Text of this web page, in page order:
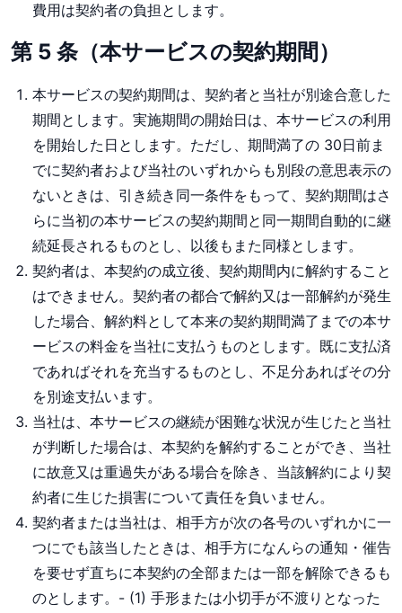
費用は契約者の負担とします。
第 5 条（本サービスの契約期間）
本サービスの契約期間は、契約者と当社が別途合意した
期間とします。実施期間の開始日は、本サービスの利用
を開始した日とします。ただし、期間満了の 30日前ま
でに契約者および当社のいずれからも別段の意思表示の
ないときは、引き続き同一条件をもって、契約期間はさ
らに当初の本サービスの契約期間と同一期間自動的に継
続延長されるものとし、以後もまた同様とします。
契約者は、本契約の成立後、契約期間内に解約すること
はできません。契約者の都合で解約又は一部解約が発生
した場合、解約料として本来の契約期間満了までの本サ
ービスの料金を当社に支払うものとします。既に支払済
であればそれを充当するものとし、不足分あればその分
を別途支払います。
当社は、本サービスの継続が困難な状況が生じたと当社
が判断した場合は、本契約を解約することができ、当社
に故意又は重過失がある場合を除き、当該解約により契
約者に生じた損害について責任を負いません。
契約者または当社は、相手方が次の各号のいずれかに一
つにでも該当したときは、相手方になんらの通知・催告
を要せず直ちに本契約の全部または一部を解除できるも
のとします。- (1) 手形または小切手が不渡りとなった